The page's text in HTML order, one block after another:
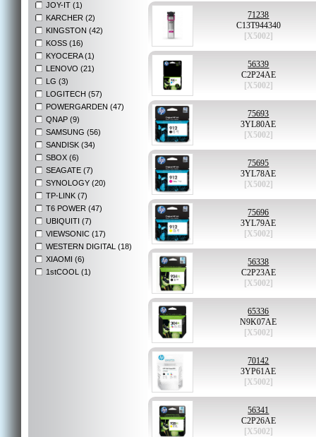
JOY-IT (1)
KARCHER (2)
KINGSTON (42)
KOSS (16)
KYOCERA (1)
LENOVO (21)
LG (3)
LOGITECH (57)
POWERGARDEN (47)
QNAP (9)
SAMSUNG (56)
SANDISK (34)
SBOX (6)
SEAGATE (7)
SYNOLOGY (20)
TP-LINK (7)
T6 POWER (47)
UBIQUITI (7)
VIEWSONIC (17)
WESTERN DIGITAL (18)
XIAOMI (6)
1stCOOL (1)
71238
C13T944340
[X5002]
56339
C2P24AE
[X5002]
75693
3YL80AE
[X5002]
75695
3YL78AE
[X5002]
75696
3YL79AE
[X5002]
56338
C2P23AE
[X5002]
65336
N9K07AE
[X5002]
70142
3YP61AE
[X5002]
56341
C2P26AE
[X5002]